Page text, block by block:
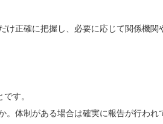
正確に把握し、必要に応じて関係機関
す。
体制がある場合は確実に報告が行われ